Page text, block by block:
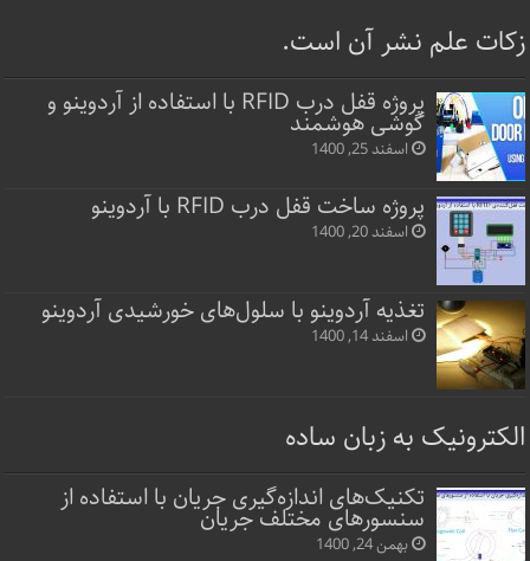
زکات علم نشر آن است.
پروژه قفل‌ درب RFID با استفاده از آردوینو و
گوشی هوشمند
اسفند 25, 1400
پروژه ساخت قفل‌ درب RFID با آردوینو
اسفند 20, 1400
تغذیه آردوینو با سلول‌های خورشیدی آردوینو
اسفند 14, 1400
الکترونیک به زبان ساده
تکنیک‌های اندازه‌گیری جریان با استفاده از
سنسورهای مختلف جریان
بهمن 24, 1400